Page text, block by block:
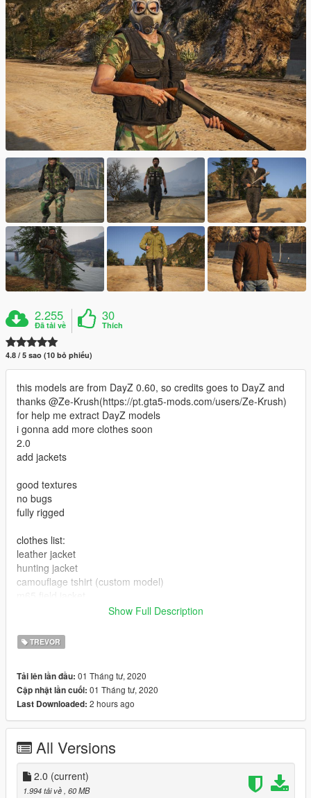
2.255
Đã tải về
30
Thích
4.8 / 5 sao (10 bỏ phiếu)
this models are from DayZ 0.60, so credits goes to DayZ and
thanks @Ze-Krush(https://pt.gta5-mods.com/users/Ze-Krush)
for help me extract DayZ models
i gonna add more clothes soon
2.0
add jackets
good textures
no bugs
fully rigged
clothes list:
leather jacket
hunting jacket
camouflage tshirt (custom model)
jeans
hunter pants
gas mask
Show Full Description
TREVOR
Tải lên lần đầu: 01 Tháng tư, 2020
Cập nhật lần cuối: 01 Tháng tư, 2020
Last Downloaded: 2 hours ago
All Versions
2.0 (current)
1.994 tải về, 60 MB